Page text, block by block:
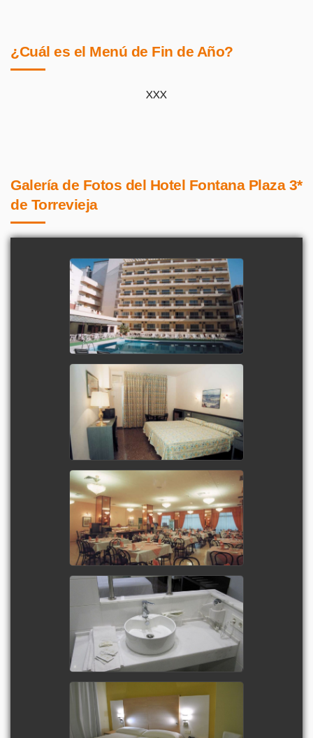
¿Cuál es el Menú de Fin de Año?
XXX
Galería de Fotos del Hotel Fontana Plaza 3*
de Torrevieja